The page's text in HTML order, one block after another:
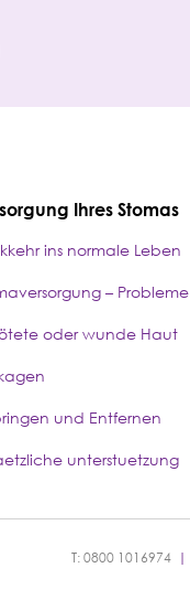
Ihres Stomas
ins normale Leben
– Probleme
oder wunde Haut
und Entfernen
unterstuetzung
T: 0800 1016974 |